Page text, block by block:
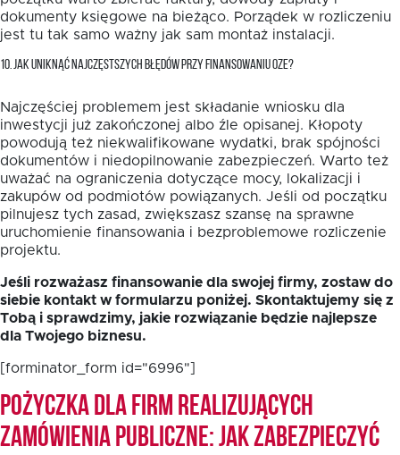
dokumenty księgowe na bieżąco. Porządek w rozliczeniu
jest tu tak samo ważny jak sam montaż instalacji.
10. JAK UNIKNĄĆ NAJCZĘSTSZYCH BŁĘDÓW PRZY FINANSOWANIU OZE?
Najczęściej problemem jest składanie wniosku dla
inwestycji już zakończonej albo źle opisanej. Kłopoty
powodują też niekwalifikowane wydatki, brak spójności
dokumentów i niedopilnowanie zabezpieczeń. Warto też
uważać na ograniczenia dotyczące mocy, lokalizacji i
zakupów od podmiotów powiązanych. Jeśli od początku
pilnujesz tych zasad, zwiększasz szansę na sprawne
uruchomienie finansowania i bezproblemowe rozliczenie
projektu.
Jeśli rozważasz finansowanie dla swojej firmy, zostaw do
siebie kontakt w formularzu poniżej. Skontaktujemy się z
Tobą i sprawdzimy, jakie rozwiązanie będzie najlepsze
dla Twojego biznesu.
[forminator_form id="6996"]
Pożyczka dla firm realizujących
zamówienia publiczne: jak zabezpieczyć